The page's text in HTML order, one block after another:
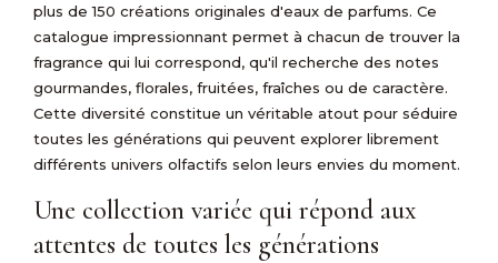
plus de 150 créations originales d'eaux de parfums. Ce
catalogue impressionnant permet à chacun de trouver la
fragrance qui lui correspond, qu'il recherche des notes
gourmandes, florales, fruitées, fraîches ou de caractère.
Cette diversité constitue un véritable atout pour séduire
toutes les générations qui peuvent explorer librement
différents univers olfactifs selon leurs envies du moment.
Une collection variée qui répond aux
attentes de toutes les générations